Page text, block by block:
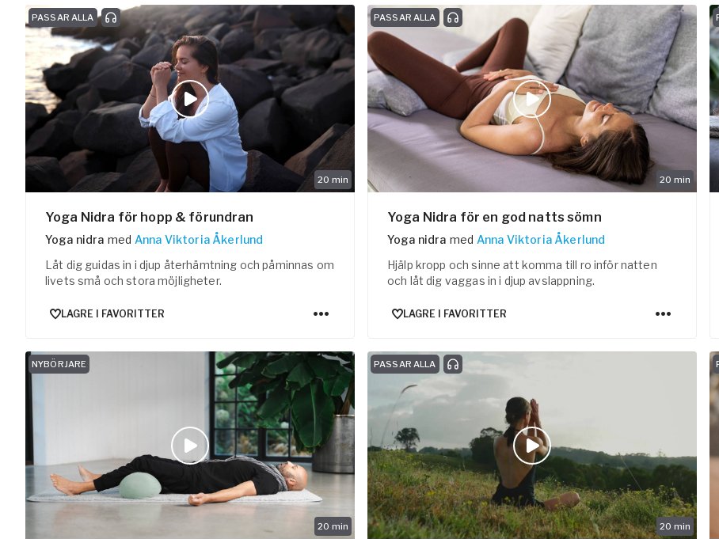
Pausa Smart
Yogobe för yogalærere
Hotell & konferanse
20 min
PASSAR ALLA
Yoga Nidra för hopp & förundran
Yoga nidra med Anna Viktoria Åkerlund
Låt dig guidas in i djup återhämtning och påminnas om
livets små och stora möjligheter.
LAGRE I FAVORITTER
20 min
PASSAR ALLA
Yoga Nidra för en god natts sömn
Yoga nidra med Anna Viktoria Åkerlund
Hjälp kropp och sinne att komma till ro inför natten
och låt dig vaggas in i djup avslappning.
LAGRE I FAVORITTER
20 min
NYBÖRJARE
20 min
PASSAR ALLA